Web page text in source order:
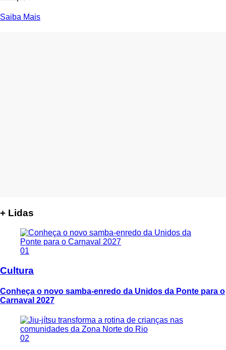
Saiba Mais
+ Lidas
01
Cultura
Conheça o novo samba-enredo da Unidos da Ponte para o
Carnaval 2027
02